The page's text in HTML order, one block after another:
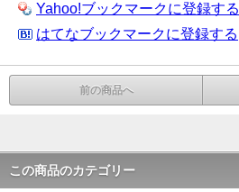
Yahoo!ブックマークに登録する
はてなブックマークに登録する
前の商品へ
この商品のカテゴリー